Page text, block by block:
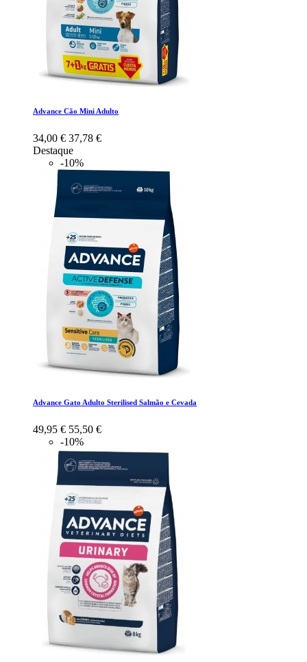
Advance Cão Mini Adulto
34,00 € 37,78 €
Destaque
-10%
Advance Gato Adulto Sterilised Salmão e Cevada
49,95 € 55,50 €
-10%